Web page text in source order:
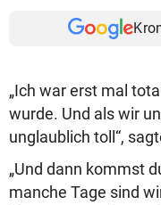
„Ich war erst mal
wurde. Und als wir
unglaublich toll“,
„Und dann kommst
manche Tage sind